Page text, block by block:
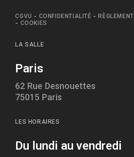
CGVU - CONFIDENTIALITÉ -RÈGLEMENT
- COOKIES
LA SALLE
Paris
62 Rue Desnouettes
75015 Paris
LES HORAIRES
Du lundi au vendredi